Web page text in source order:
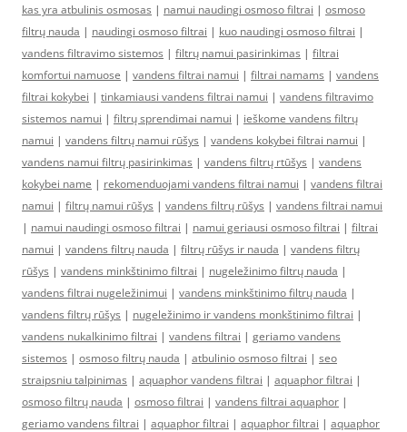
kas yra atbulinis osmosas | namui naudingi osmoso filtrai | osmoso
filtrų nauda | naudingi osmoso filtrai | kuo naudingi osmoso filtrai |
vandens filtravimo sistemos | filtrų namui pasirinkimas | filtrai
komfortui namuose | vandens filtrai namui | filtrai namams | vandens
filtrai kokybei | tinkamiausi vandens filtrai namui | vandens filtravimo
sistemos namui | filtrų sprendimai namui | ieškome vandens filtrų
namui | vandens filtrų namui rūšys | vandens kokybei filtrai namui |
vandens namui filtrų pasirinkimas | vandens filtrų rtūšys | vandens
kokybei name | rekomenduojami vandens filtrai namui | vandens filtrai
namui | filtrų namui rūšys | vandens filtrų rūšys | vandens filtrai namui
| namui naudingi osmoso filtrai | namui geriausi osmoso filtrai | filtrai
namui | vandens filtrų nauda | filtrų rūšys ir nauda | vandens filtrų
rūšys | vandens minkštinimo filtrai | nugeležinimo filtrų nauda |
vandens filtrai nugeležinimui | vandens minkštinimo filtrų nauda |
vandens filtrų rūšys | nugeležinimo ir vandens monkštinimo filtrai |
vandens nukalkinimo filtrai | vandens filtrai | geriamo vandens
sistemos | osmoso filtrų nauda | atbulinio osmoso filtrai | seo
straipsniu talpinimas | aquaphor vandens filtrai | aquaphor filtrai |
osmoso filtrų nauda | osmoso filtrai | vandens filtrai aquaphor |
geriamo vandens filtrai | aquaphor filtrai | aquaphor filtrai | aquaphor